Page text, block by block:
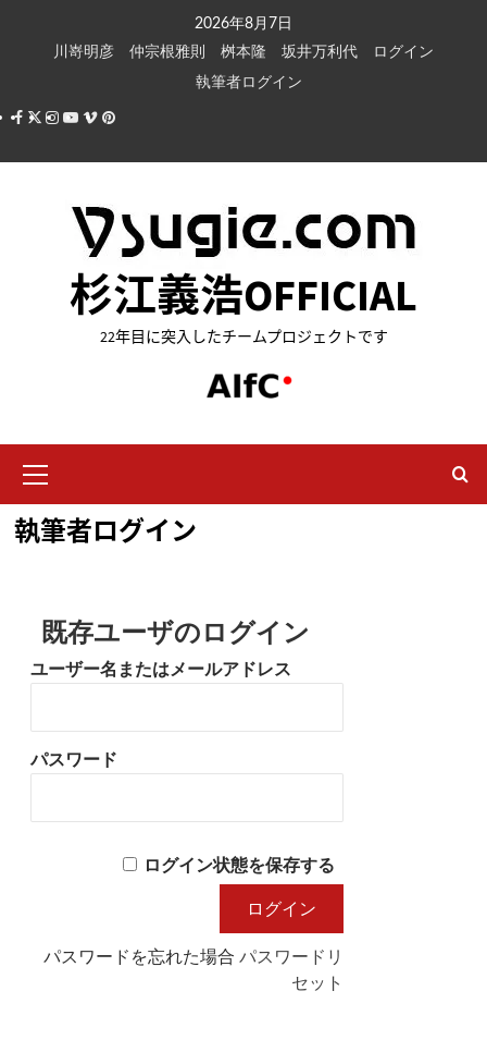
キ
2026年8月7日
川嵜明彦
仲宗根雅則 桝本隆 坂井万利代
ログイン
執筆者ログイン
Facebook
X Instagram
Youtube
VimeoPinterest
杉江義浩OFFICIAL
22年目に突入したチームプロジェクトです
イ
ン
メ
執筆者ログイン
既存ユーザのログイン
ユーザー名またはメールアドレス
パスワード
ログイン状態を保存する
パスワードを忘れた場合パスワードリ
セット